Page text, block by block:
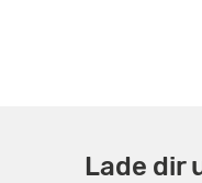
Lade dir